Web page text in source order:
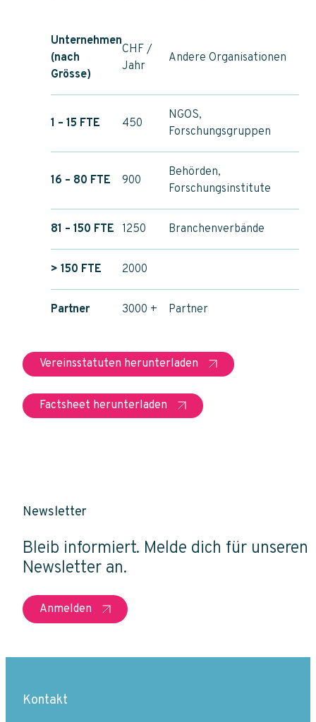
Unternehmen
(nach
Grösse)
CHF /
Jahr
Andere Organisationen
1 – 15 FTE 450
NGOS,
Forschungsgruppen
16 – 80 FTE 900
Behörden,
Forschungsinstitute
81 – 150 FTE 1250 Branchenverbände
> 150 FTE 2000
Partner 3000 + Partner
Vereinsstatuten herunterladen
Factsheet herunterladen
Newsletter
Bleib informiert. Melde dich für unseren
Newsletter an.
Anmelden
Kontakt